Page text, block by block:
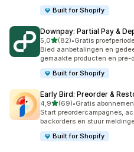
Built for Shopify
Downpay: Partial Pay &
5,0van 5 sterren
(82)
82 recensies in totaal
•Gratis
Bied aanbetalingen en
gemaakte producten en pre-
Built for Shopify
Early Bird: Preorder &
4,9van 5 sterren
(69)
69 recensies in totaal
•Gratis
Start preordercampagnes,
backorders en stuur
Built for Shopify